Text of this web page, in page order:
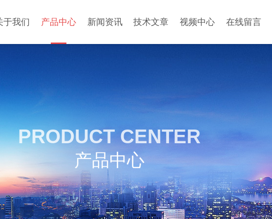
于我们 产品中心 新闻资讯 技术文章 视频中心 在线留言
PRODUCT CENTER
产品中心